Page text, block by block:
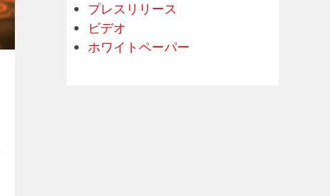
プレスリリース
ビデオ
ホワイトペーパー